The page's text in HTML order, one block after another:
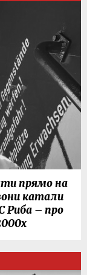
прямо на
катали
Риба – про